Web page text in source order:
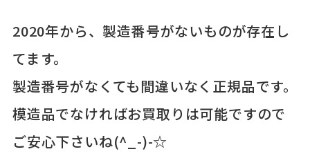
2020年から、製造番号がないものが存在し
てます。
製造番号がなくても間違いなく正規品です。
模造品でなければお買取りは可能ですので
ご安心下さいね(^_-)-☆